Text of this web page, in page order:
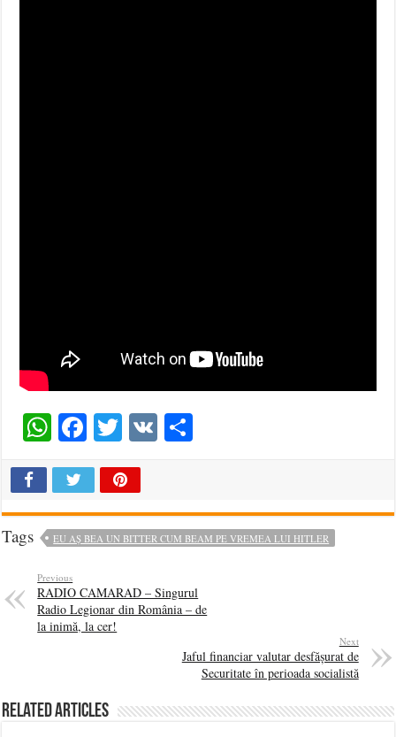
WhatsApp
Facebook
Twitter
VK
Tags EU AȘ BEA UN BITTER CUM BEAM PE VREMEA LUI HITLER
Previous
RADIO CAMARAD – Singurul
Radio Legionar din România – de
la inimă, la cer!
Next
Jaful financiar valutar desfășurat de
Securitate în perioada socialistă
Related Articles